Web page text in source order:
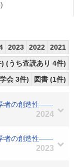
2023 2022
2021
(うち査読あり 4件)
会 3件)
図書 (1件)
者の創造性――
2024
者の創造性――
2023